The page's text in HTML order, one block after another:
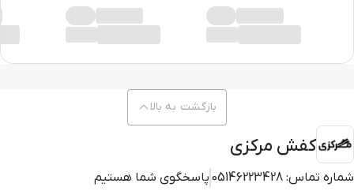
کفش مرکزی
شماره تماس: 05146223428 پاسخگوی شما هستیم
بازگشت به بالا